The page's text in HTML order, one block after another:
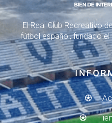
El Real Club Recreativo
fútbol español, fundado